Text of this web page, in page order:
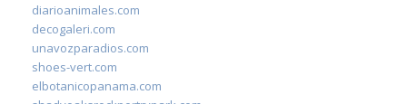
diarioanimales.com
decogaleri.com
unavozparadios.com
shoes-vert.com
elbotanicopanama.com